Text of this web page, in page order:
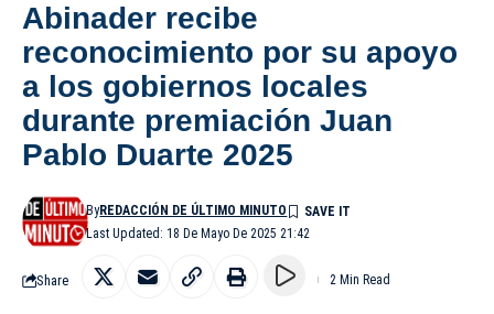
Abinader recibe
reconocimiento por su apoyo
a los gobiernos locales
durante premiación Juan
Pablo Duarte 2025
Last Updated: 18 De Mayo De 2025 21:42
ByREDACCIÓN DE ÚLTIMO MINUTO
Share 2 Min Read